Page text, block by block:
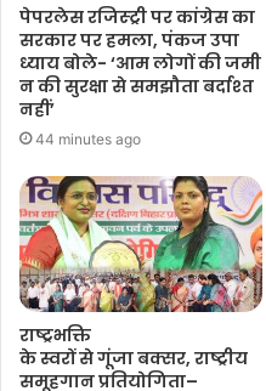
पेपरलेस रजिस्ट्री पर कांग्रेस का
सरकार पर हमला, पंकज उपा
ध्याय बोले- ‘आम लोगों की जमी
न की सुरक्षा से समझौता बर्दाश्त
नहीं’
44 minutes ago
राष्ट्रभक्ति
के स्वरों से गूंजा बक्सर, राष्ट्रीय
समूहगान प्रतियोगिता–